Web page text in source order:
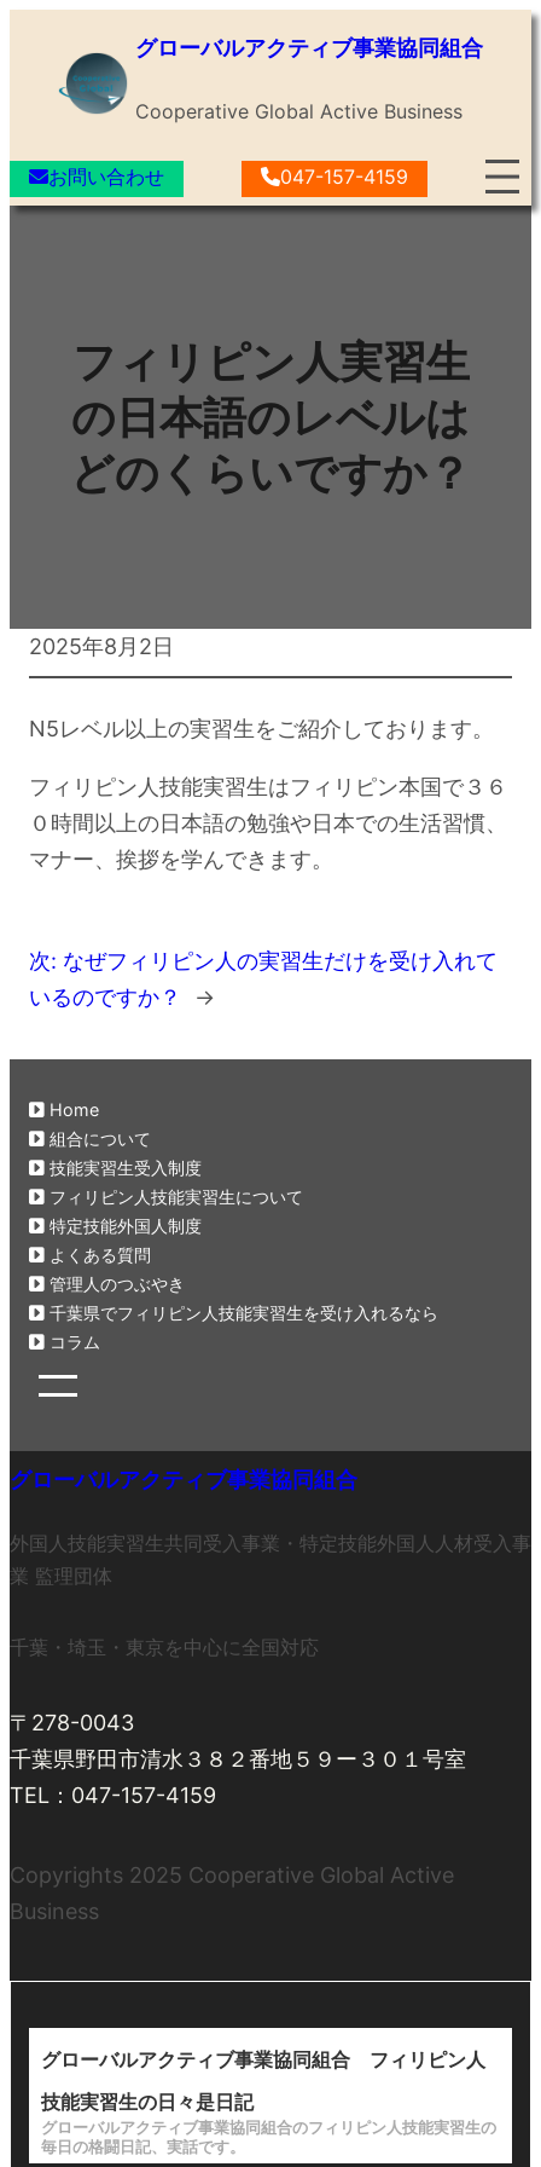
キ
ッ
グローバルアクティブ事業協同組合
Cooperative Global Active Business
お問い合わせ 047-157-4159
フィリピン人実習生
の日本語のレベルは
どのくらいですか？
2025年8月2日
N5レベル以上の実習生をご紹介しております。
フィリピン人技能実習生はフィリピン本国で３６
０時間以上の日本語の勉強や日本での生活習慣、
マナー、挨拶を学んできます。
次: なぜフィリピン人の実習生だけを受け入れて
いるのですか？
→
Home
組合について
技能実習生受入制度
フィリピン人技能実習生について
特定技能外国人制度
よくある質問
管理人のつぶやき
千葉県でフィリピン人技能実習生を受け入れるなら
コラム
グローバルアクティブ事業協同組合
外国人技能実習生共同受入事業・特定技能外国人人材受入事
業 監理団体
千葉・埼玉・東京を中心に全国対応
〒278-0043
千葉県野田市清水３８２番地５９ー３０１号室
TEL：047-157-4159
Copyrights 2025 Cooperative Global Active
Business
グローバルアクティブ事業協同組合 フィリピン人
技能実習生の日々是日記
グローバルアクティブ事業協同組合のフィリピン人技能実習生の
毎日の格闘日記、実話です。